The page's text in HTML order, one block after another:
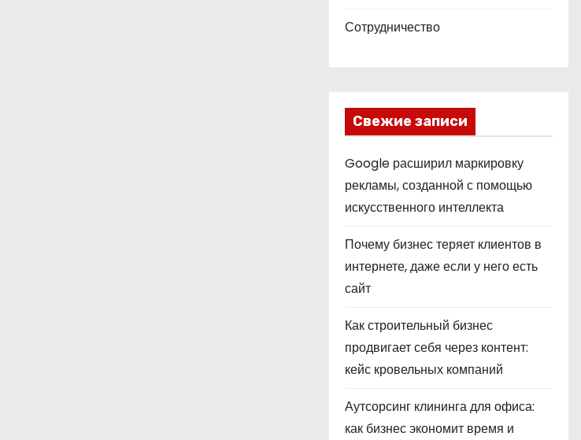
Сотрудничество
Свежие записи
Google расширил маркировку
рекламы, созданной с помощью
искусственного интеллекта
Почему бизнес теряет клиентов в
интернете, даже если у него есть
сайт
Как строительный бизнес
продвигает себя через контент:
кейс кровельных компаний
Аутсорсинг клининга для офиса:
как бизнес экономит время и